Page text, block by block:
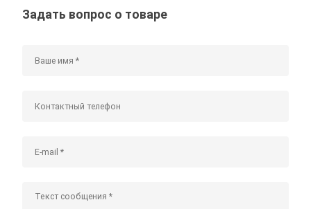
Задать вопрос о товаре